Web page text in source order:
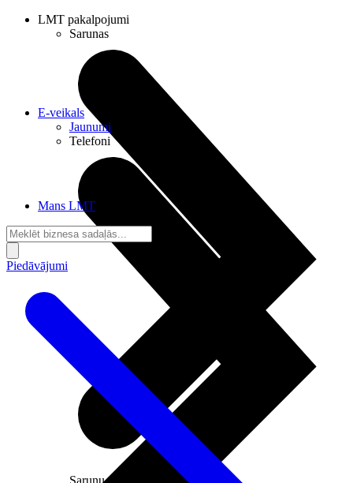
LMT pakalpojumi
Sarunas
Sarunu pieslēgumi
E-veikals
Jaunumi
Telefoni
Mans LMT
Piedāvājumi